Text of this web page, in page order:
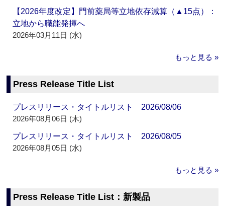
【2026年度改定】門前薬局等立地依存減算（▲15点）：
立地から職能発揮へ
2026年03月11日 (水)
もっと見る »
Press Release Title List
プレスリリース・タイトルリスト 2026/08/06
2026年08月06日 (木)
プレスリリース・タイトルリスト 2026/08/05
2026年08月05日 (水)
もっと見る »
Press Release Title List：新製品